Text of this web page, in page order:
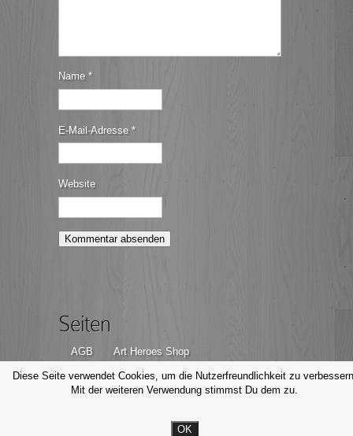
Name *
E-Mail-Adresse *
Website
Seiten
AGB
Art Heroes Shop
Datenschutzerklärung
Disclaimer
Impressum
Kontakt
Diese Seite verwendet Cookies, um die Nutzerfreundlichkeit zu
Mit der weiteren Verwendung stimmst Du dem zu.
OK